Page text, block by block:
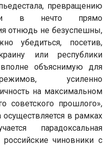
превращению
в нечто прямо
отнюдь не безуспешны,
убедиться, посетив,
или республики
объяснимую для
усиленно
на максимальном
советского прошлого»,
в рамках
парадоксальная
чиновники с